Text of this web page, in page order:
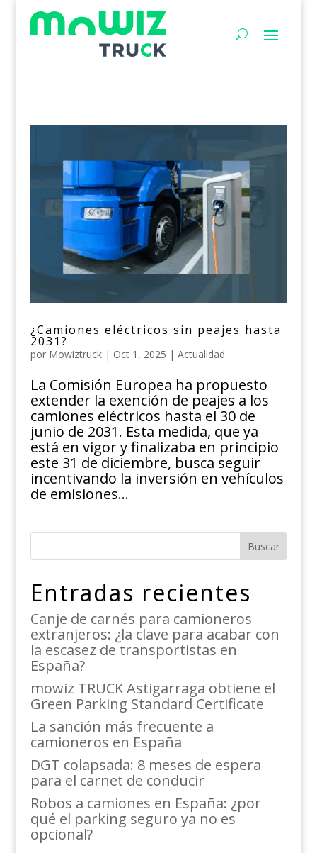
¿Camiones eléctricos sin peajes hasta
2031?
por Mowiztruck| Oct 1, 2025 | Actualidad
La Comisión Europea ha propuesto
extender la exención de peajes a los
camiones eléctricos hasta el 30 de
junio de 2031. Esta medida, que ya
está en vigor y finalizaba en principio
este 31 de diciembre, busca seguir
incentivando la inversión en vehículos
de emisiones...
Buscar
Entradas recientes
Canje de carnés para camioneros
extranjeros: ¿la clave para acabar con
la escasez de transportistas en
España?
mowiz TRUCK Astigarraga obtiene el
Green Parking Standard Certificate
La sanción más frecuente a
camioneros en España
DGT colapsada: 8 meses de espera
para el carnet de conducir
Robos a camiones en España: ¿por
qué el parking seguro ya no es
opcional?